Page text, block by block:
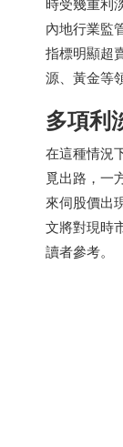
內地行業監
指標明顯超
源、黃金等
多項利
在這種情況
覓出路，一
來伺股價出
文將對現時
讀者參考。